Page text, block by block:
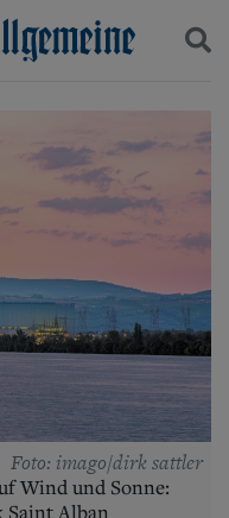
Foto: imago/dirk sattler
Wind und Sonne:
Saint Alban